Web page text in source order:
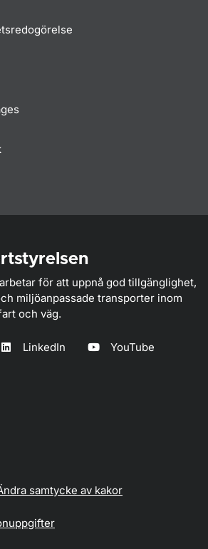
för att uppnå god tillgänglighet,
miljöanpassade transporter inom
och väg.
LinkedIn YouTube
samtycke av kakor